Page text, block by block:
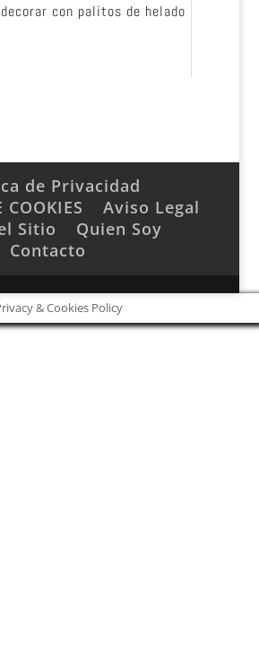
con palitos de helado
de Privacidad
COOKIES
Aviso Legal
Sitio
Quien Soy
Contacto
& Cookies Policy